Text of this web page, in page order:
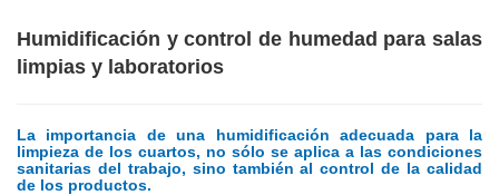
Humidificación y control de humedad para salas
limpias y laboratorios
La importancia de una humidificación adecuada para la
limpieza de los cuartos, no sólo se aplica a las condiciones
sanitarias del trabajo, sino también al control de la calidad
de los productos.